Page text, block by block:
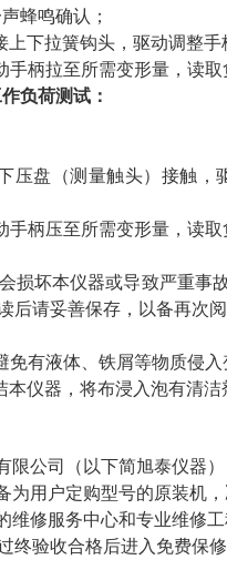
蜂鸣确认；
上下拉簧钩头，驱动调整
手柄拉至所需变形量，读
负荷测试：
压盘（测量触头）接触
手柄压至所需变形量，读
损坏本仪器或导致严重事
后请妥善保存，以备再次阅
免有液体、铁屑等物质侵
仪器，将布浸入泡有清洁
限公司
（以下简旭泰仪器）
为用户定购型号的原装机
维修服务中心和专业维修工
验收合格后进入免费保